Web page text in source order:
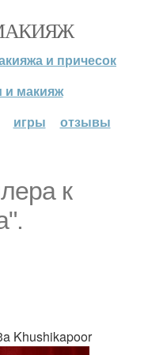
и причесок
и макияж
игры отзывы
к
Khushikapoor